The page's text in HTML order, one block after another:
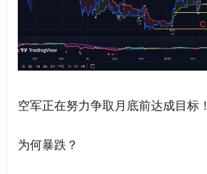
空军正在努力争取月底前达成目标！
为何暴跌？